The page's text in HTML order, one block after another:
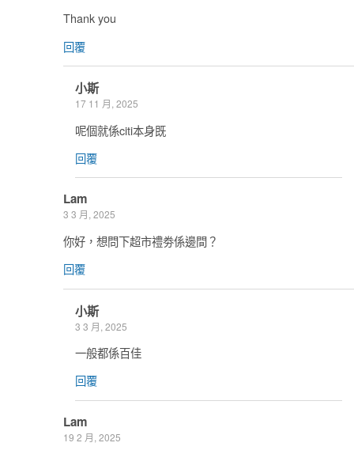
Thank you
回覆
小斯
17 11 月, 2025
呢個就係citi本身既
回覆
Lam
3 3 月, 2025
你好，想問下超市禮劵係邊間？
回覆
小斯
3 3 月, 2025
一般都係百佳
回覆
Lam
19 2 月, 2025